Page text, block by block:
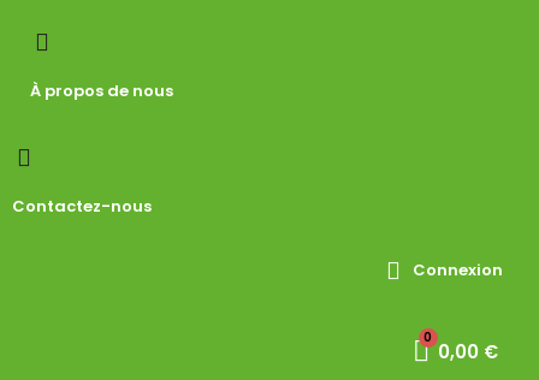
À propos de nous
Contactez-nous
Connexion
0,00 €